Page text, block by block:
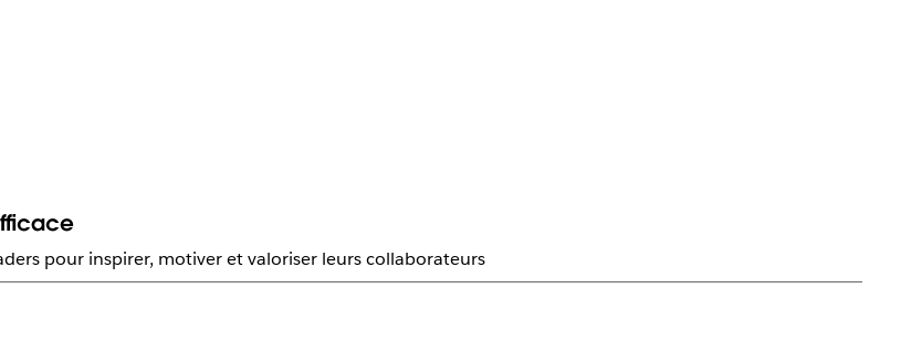
pour inspirer, motiver et valoriser leurs collaborateurs